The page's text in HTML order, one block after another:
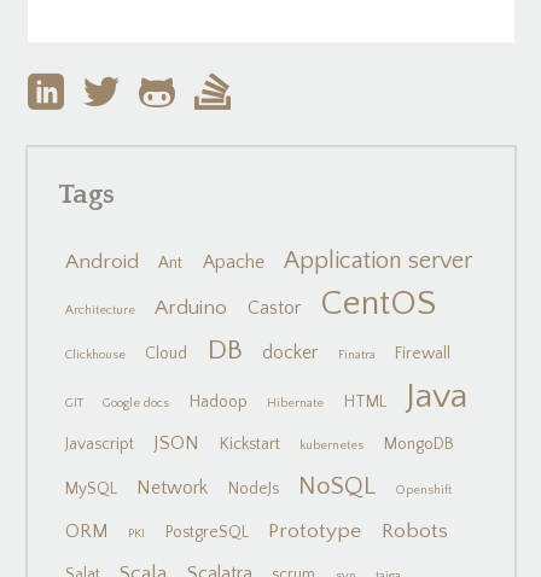
Tags
Android Ant Apache Application server
Architecture Arduino Castor CentOS
Clickhouse Cloud DB docker Finatra Firewall
GIT Google docs Hadoop Hibernate HTML Java
Javascript JSON Kickstart kubernetes MongoDB
MySQL Network NodeJs NoSQL Openshift
ORM PKI PostgreSQL Prototype Robots